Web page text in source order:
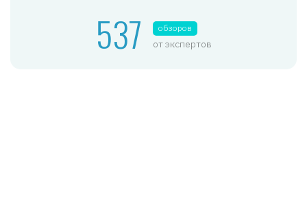
537 обзоров
от экспертов